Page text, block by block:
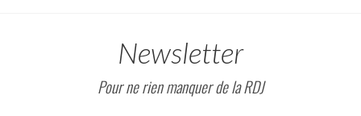
Newsletter
Pour ne rien manquer de la RDJ